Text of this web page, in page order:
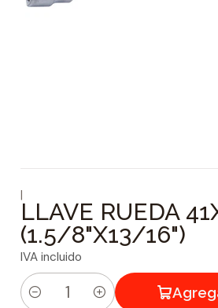
|
LLAVE RUEDA
(1.5/8"X13/16")
IVA incluido
C